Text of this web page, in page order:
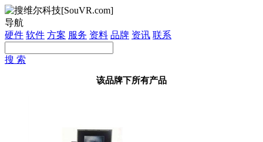
导航
硬件 软件 方案 服务 资料 品牌 资讯 联系
搜 索
该品牌下所有产品